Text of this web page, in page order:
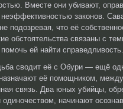
Вместе они убивают,
неэффективностью законов.
подозревая, что её
обстоятельства связаны с
ей найти справедливость.
сводит её с Обури — ещё
назначают её помощником,
связь. Два юных убийцы,
одиночеством, начинают